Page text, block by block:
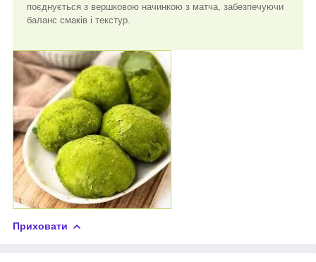
поєднується з вершковою начинкою з матча, забезпечуючи
баланс смаків і текстур.
Приховати